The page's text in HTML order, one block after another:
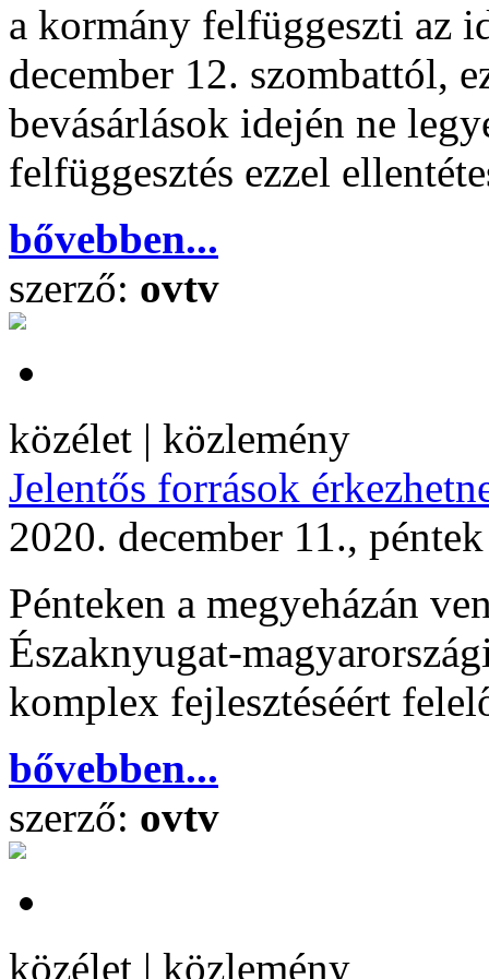
a kormány felfüggeszti az
december 12. szombattól,
bevásárlások idején ne
felfüggesztés ezzel
bővebben...
szerző: ovtv
közélet | közlemény
Jelentős források
2020. december 11.,
Pénteken a megyeházán
Északnyugat-
komplex fejlesztéséért
bővebben...
szerző: ovtv
közélet | közlemény